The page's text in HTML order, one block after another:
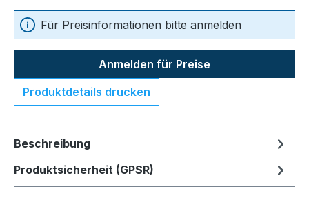
Für Preisinformationen bitte anmelden
Anmelden für Preise
Produktdetails drucken
Beschreibung
Produktsicherheit (GPSR)